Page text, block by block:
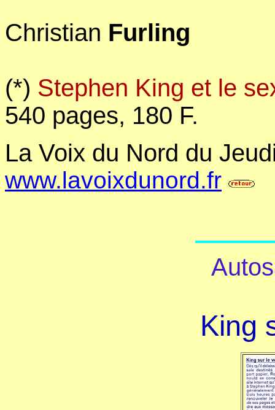
Christian Furling
(*) Stephen King et le
540 pages, 180 F.
La Voix du Nord du
www.lavoixdunord.fr
King